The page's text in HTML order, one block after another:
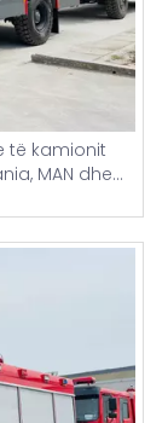
të kamionit
MAN dhe